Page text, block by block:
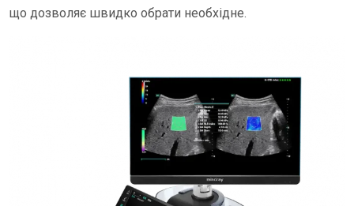
що дозволяє швидко обрати необхідне.